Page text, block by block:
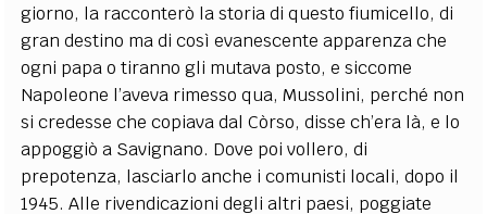
giorno, la racconterò la storia di questo fiumicello, di
gran destino ma di così evanescente apparenza che
ogni papa o tiranno gli mutava posto, e siccome
Napoleone l’aveva rimesso qua, Mussolini, perché non
si credesse che copiava dal Còrso, disse ch’era là, e lo
appoggiò a Savignano. Dove poi vollero, di
prepotenza, lasciarlo anche i comunisti locali, dopo il
1945. Alle rivendicazioni degli altri paesi, poggiate